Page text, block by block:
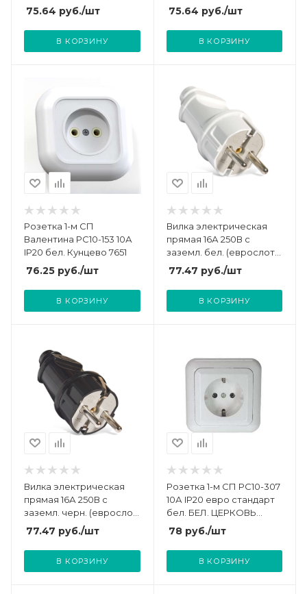
пластиной бел. Кунцево
8006
75.64 руб./шт
В КОРЗИНУ
пластиной сл. кость
Кунцево 8035
75.64 руб./шт
В КОРЗИНУ
Розетка 1-м СП
Валентина РС10-153 10А
IP20 бел. Кунцево 7651
76.25 руб./шт
В КОРЗИНУ
Вилка электрическая
прямая 16А 250В с
заземл. бел. (еврослот)
UNIVersal А101
77.47 руб./шт
В КОРЗИНУ
Вилка электрическая
прямая 16А 250В с
заземл. черн. (еврослот)
UNIVersal А1010
77.47 руб./шт
В КОРЗИНУ
Розетка 1-м СП РС10-307
10А IP20 евро стандарт
бел. БЕЛ. ЦЕРКОВЬ
РС10-307
78руб./шт
В КОРЗИНУ